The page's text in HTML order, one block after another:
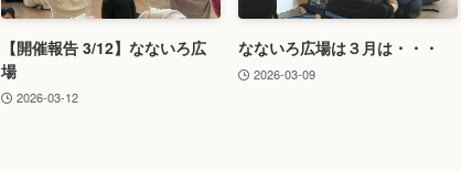
【開催報告 3/12】なないろ広
場
2026-03-12
なないろ広場は３月は・・・
2026-03-09